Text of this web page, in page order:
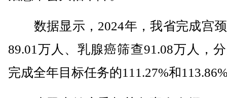
数据显示，2024年，我省完成宫
89.01万人、乳腺癌筛查91.08万人，
完成全年目标任务的111.27%和